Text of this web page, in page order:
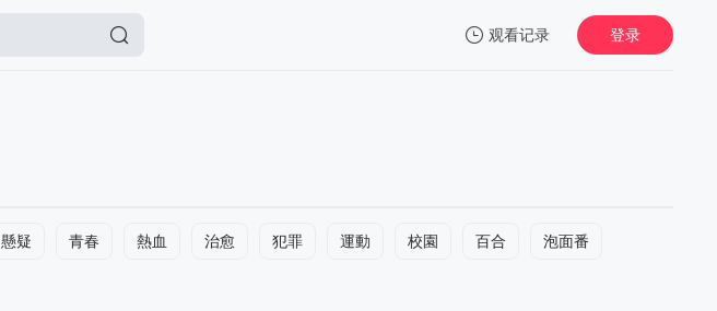
观看记录 登录
懸疑 青春 熱血 治愈 犯罪 運動 校園 百合 泡面番